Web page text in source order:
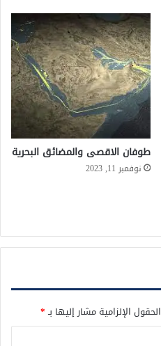
طوفان الاقصى والمضائق البحرية
نوفمبر 11, 2023
الحقول الإلزامية مشار إليها بـ*